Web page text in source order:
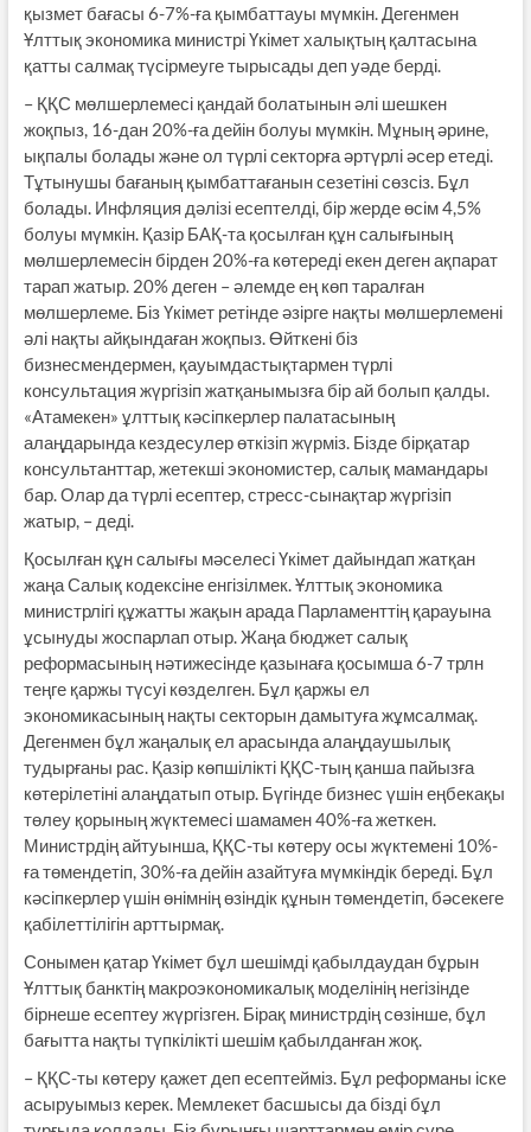
қызмет бағасы 6-7%-ға қымбаттауы мүмкін. Дегенмен
Ұлттық экономика министрі Үкімет халықтың қалтасына
қатты салмақ түсірмеуге тырысады деп уәде берді.
– ҚҚС мөлшерлемесі қандай болатынын әлі шешкен
жоқпыз, 16-дан 20%-ға дейін болуы мүмкін. Мұның әрине,
ықпалы болады және ол түрлі секторға әртүрлі әсер етеді.
Тұтынушы бағаның қымбаттағанын сезетіні сөзсіз. Бұл
болады. Инфляция дәлізі есептелді, бір жерде өсім 4,5%
болуы мүмкін. Қазір БАҚ-та қосылған құн салығының
мөлшерлемесін бірден 20%-ға көтереді екен деген ақпарат
тарап жатыр. 20% деген – әлемде ең көп таралған
мөлшерлеме. Біз Үкімет ретінде әзірге нақты мөлшерлемені
әлі нақты айқындаған жоқпыз. Өйткені біз
бизнесмендермен, қауымдастықтармен түрлі
консультация жүргізіп жатқанымызға бір ай болып қалды.
«Атамекен» ұлттық кәсіпкерлер палатасының
алаңдарында кездесулер өткізіп жүрміз. Бізде бірқатар
консультанттар, жетекші экономистер, салық мамандары
бар. Олар да түрлі есептер, стресс-сынақтар жүргізіп
жатыр, – деді.
Қосылған құн салығы мәселесі Үкімет дайындап жатқан
жаңа Салық кодексіне енгізілмек. Ұлттық экономика
министрлігі құжатты жақын арада Парламенттің қарауына
ұсынуды жос­парлап отыр. Жаңа бюджет салық
реформасының нәтижесінде қазынаға қосымша 6-7 трлн
теңге қаржы түсуі көзделген. Бұл қаржы ел
экономикасының нақты секторын дамытуға жұмсалмақ.
Дегенмен бұл жаңалық ел арасында алаңдаушылық
тудырғаны рас. Қазір көпшілікті ҚҚС-тың қанша пайызға
көтерілетіні алаңдатып отыр. Бүгінде бизнес үшін еңбекақы
төлеу қорының жүктемесі шамамен 40%-ға жеткен.
Министрдің айтуынша, ҚҚС-ты көтеру осы жүктемені 10%-
ға төмендетіп, 30%-ға дейін азайтуға мүмкіндік береді. Бұл
кәсіпкерлер үшін өнімнің өзіндік құнын төмендетіп, бәсекеге
қабілеттілігін арт­тырмақ.
Сонымен қатар Үкімет бұл шешімді қабылдаудан бұрын
Ұлттық банктің макроэкономикалық моделінің негізінде
бірнеше есептеу жүргізген. Бірақ министрдің сөзінше, бұл
бағытта нақты түпкілікті шешім қабылданған жоқ.
– ҚҚС-ты көтеру қажет деп есеп­тейміз. Бұл реформаны іске
асыруымыз керек. Мемлекет басшысы да бізді бұл